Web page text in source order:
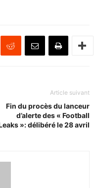
Article suivant
Fin du procès du lanceur
d’alerte des « Football
»: délibéré le 28 avril